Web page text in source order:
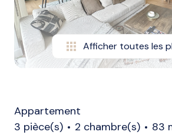
alerte
e-
mail
Afficher toutes les
Appartement
3 pièce(s)
2 chambre(s)
83